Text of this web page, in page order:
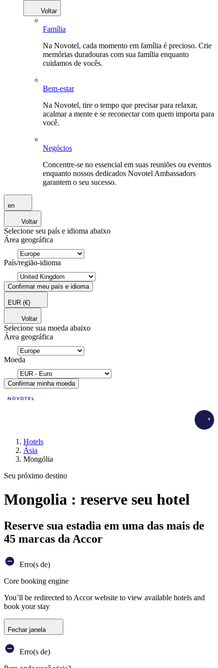
Voltar
Família
Na Novotel, cada momento em família é precioso. Crie
memórias duradouras com sua família enquanto
cuidamos de vocês.
Bem-estar
Na Novotel, tire o tempo que precisar para relaxar,
acalmar a mente e se reconectar com quem importa para
você.
Negócios
Concentre-se no essencial em suas reuniões ou eventos
enquanto nossos dedicados Novotel Ambassadors
garantem o seu sucesso.
en
Voltar
Selecione seu país e idioma abaixo
Área geográfica
País/região-idioma
Confirmar meu país e idioma
EUR (€)
Voltar
Selecione sua moeda abaixo
Área geográfica
Moeda
Confirmar minha moeda
Hotels
Ásia
Mongólia
Seu próximo destino
Mongolia : reserve seu hotel
Reserve sua estadia em uma das mais de
45 marcas da Accor
Erro(s de)
Core booking engine
You’ll be redirected to Accor website to view available hotels and
book your stay
Fechar janela
Erro(s de)